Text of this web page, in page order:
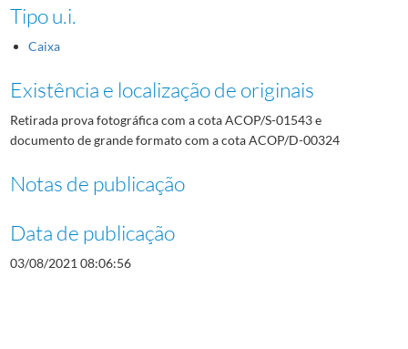
Tipo u.i.
Caixa
Existência e localização de originais
Retirada prova fotográfica com a cota ACOP/S-01543 e
documento de grande formato com a cota ACOP/D-00324
Notas de publicação
Data de publicação
03/08/2021 08:06:56